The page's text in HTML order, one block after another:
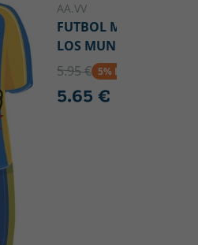
AA.VV
FUTBOL MASTERS -
LOS MUNDIALES
5.95 € 5% DTO
5.65 €